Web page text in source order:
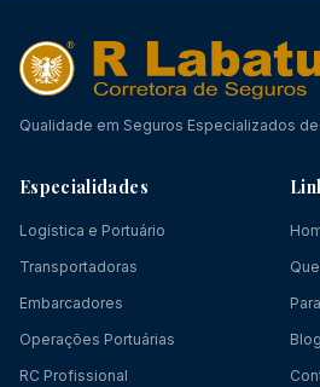
Qualidade em Seguros Especializados
Especialidades
Logística e Portuário
Transportadoras
Embarcadores
Operações Portuárias
RC Profissional
Blog